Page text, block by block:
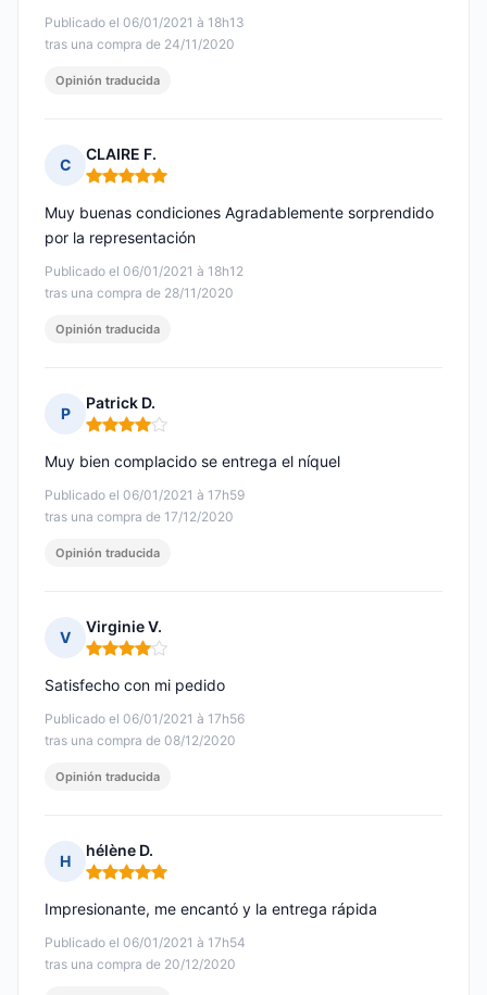
Publicado el 06/01/2021 à 18h13
tras una compra de 24/11/2020
Opinión traducida
C
CLAIRE F.
Nota: 5 de 5
Publicado el 06/01/2021 à 18h12
tras una compra de 28/11/2020
Muy buenas condiciones Agradablemente sorprendido
por la representación
Opinión traducida
P
Patrick D.
Nota: 4 de 5
Publicado el 06/01/2021 à 17h59
tras una compra de 17/12/2020
Muy bien complacido se entrega el níquel
Opinión traducida
V
Virginie V.
Nota: 4 de 5
Publicado el 06/01/2021 à 17h56
tras una compra de 08/12/2020
Satisfecho con mi pedido
Opinión traducida
H
hélène D.
Nota: 5 de 5
Publicado el 06/01/2021 à 17h54
tras una compra de 20/12/2020
Impresionante, me encantó y la entrega rápida